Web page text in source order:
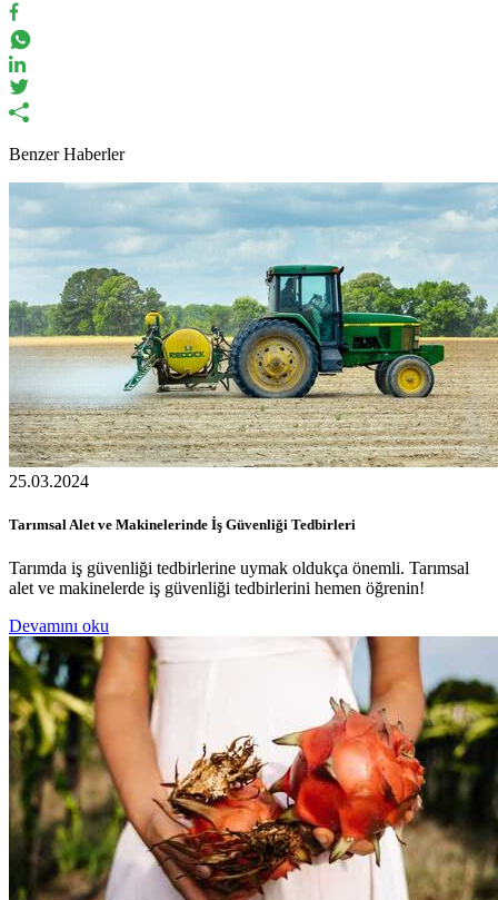
Benzer Haberler
25.03.2024
Tarımsal Alet ve Makinelerinde İş Güvenliği Tedbirleri
Tarımda iş güvenliği tedbirlerine uymak oldukça önemli. Tarımsal
alet ve makinelerde iş güvenliği tedbirlerini hemen öğrenin!
Devamını oku